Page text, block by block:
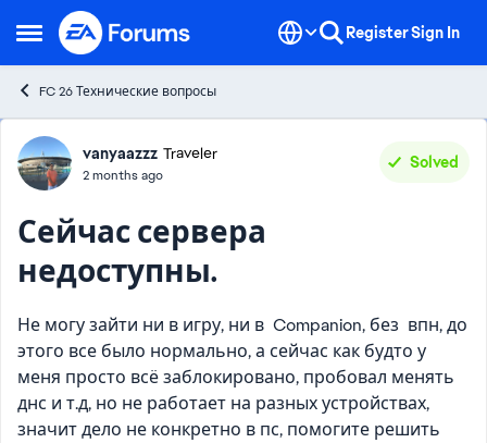
Open Side Menu
Skip to content RegisterSign In
FC 26 Технические вопросы
Forum Discussion
vanyaazzz Traveler
2 months ago
Solved
Сейчас сервера
недоступны.
Не могу зайти ни в игру, ни в Companion, без впн, до
этого все было нормально, а сейчас как будто у
меня просто всё заблокировано, пробовал менять
днс и т.д, но не работает на разных устройствах,
значит дело не конкретно в пс, помогите решить